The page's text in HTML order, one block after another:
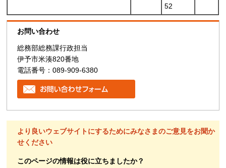
52
お問い合わせ
総務部総務課行政担当
伊予市米湊820番地
電話番号：089-909-6380
より良いウェブサイトにするためにみなさまのご意見をお聞か
せください
このページの情報は役に立ちましたか？